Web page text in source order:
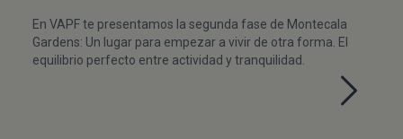
En VAPF te presentamos la segunda fase de Montecala
Gardens: Un lugar para empezar a vivir de otra forma. El
equilibrio perfecto entre actividad y tranquilidad.